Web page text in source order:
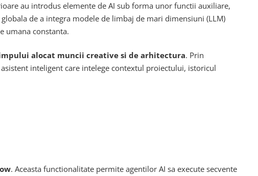
au introdus elemente de AI sub forma unor functii auxiliare,
de a integra modele de limbaj de mari dimensiuni (LLM)
umana constanta.
alocat muncii creative si de arhitectura. Prin
inteligent care intelege contextul proiectului, istoricul
. Aceasta functionalitate permite agentilor AI sa execute secvente